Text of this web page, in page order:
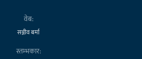
वेब:
सञ्जीव बर्मा
स्तम्भकार: